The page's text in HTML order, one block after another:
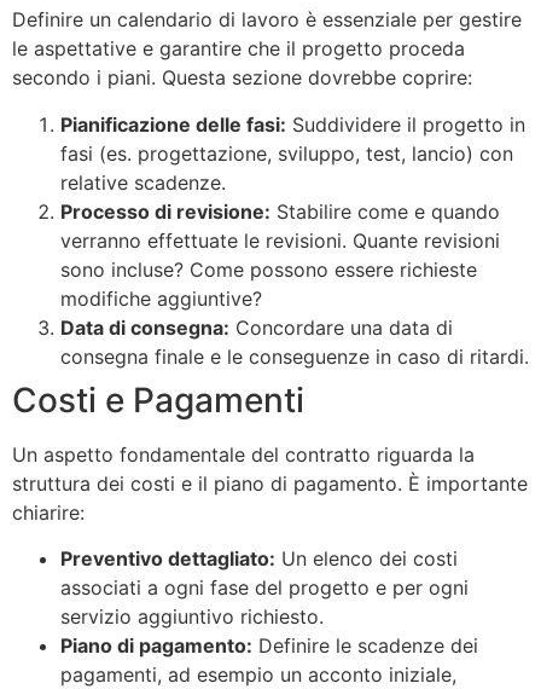
Definire un calendario di lavoro è essenziale per gestire
le aspettative e garantire che il progetto proceda
secondo i piani. Questa sezione dovrebbe coprire:
Pianificazione delle fasi: Suddividere il progetto in
fasi (es. progettazione, sviluppo, test, lancio) con
relative scadenze.
Processo di revisione: Stabilire come e quando
verranno effettuate le revisioni. Quante revisioni
sono incluse? Come possono essere richieste
modifiche aggiuntive?
Data di consegna: Concordare una data di
consegna finale e le conseguenze in caso di ritardi.
Costi e Pagamenti
Un aspetto fondamentale del contratto riguarda la
struttura dei costi e il piano di pagamento. È importante
chiarire:
Preventivo dettagliato: Un elenco dei costi
associati a ogni fase del progetto e per ogni
servizio aggiuntivo richiesto.
Piano di pagamento: Definire le scadenze dei
pagamenti, ad esempio un acconto iniziale,